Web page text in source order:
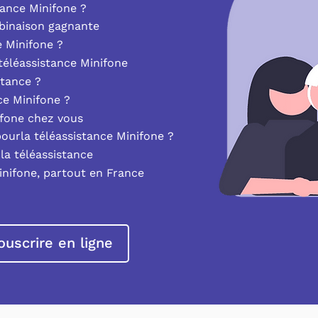
Minifone ?
gagnante
Minifone ?
Minifone
?
Minifone ?
chez vous
téléassistance Minifone ?
téléassistance
partout en France
en ligne